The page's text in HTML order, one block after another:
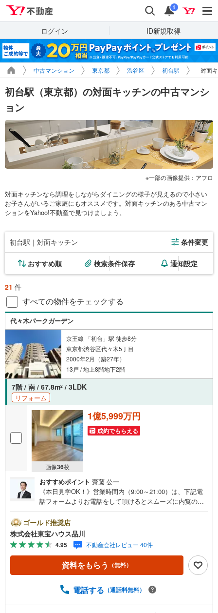
検索 通知
i
ログイン ID新規取得
中古マンション 東京都 渋谷区 初台駅 対面
初台駅（東京都）の対面キッチンの中古マンシ
ョン
一部の画像提供：アフロ
対面キッチンなら調理をしながらダイニングの様子が見えるので小さい
お子さんがいるご家庭にもオススメです。対面キッチンのある中古マン
ションをYahoo!不動産で見つけましょう。
初台駅｜対面キッチン 条件変更
おすすめ順 検索条件保存 通知設定
21 件
すべての物件をチェックする
代々木パークガーデン
京王線 「初台」駅 徒歩8分
東京都渋谷区代々木5丁目
2000年2月（築27年）
13戸 / 地上8階地下2階
7階 / 南 / 67.8m2 / 3LDK
リフォーム
画像36枚
1億5,999万円
成約でもらえる
おすすめポイント 齋藤 公一
《本日見学OK！》営業時間内（9:00～21:00）は、下記電
話フォームよりお電話をして頂けるとスムーズに内覧のご
hoo！ 不動産キャンペーン対象店舗】当店で物件を成約す
るとPayPayボーナスライトがもらえる「Yahoo！ 不動産
物件ご成約キャンペーン」の対象になります。「資料をも
らう」「見学予約をする」ボタンからお問い合わせくださ
い。※必ずYahoo！ JAPAN IDでログインしてください。※P
ayPayボーナスライトは出金と譲渡はできません。ご案
問い合わせも常時受け付けております！お気軽にお問い合
ゴールド推奨店
株式会社東宝ハウス品川
4.95 不動産会社レビュー 40件
資料をもらう （無料）
電話する （通話料無料）